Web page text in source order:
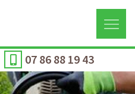
07 86 88 19 43